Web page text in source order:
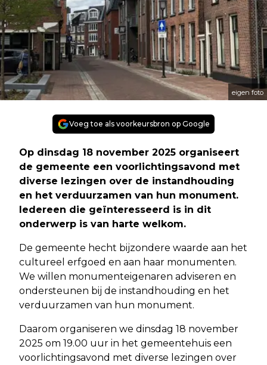
eigen foto
Voeg toe als voorkeursbron op Google
Op dinsdag 18 november 2025 organiseert
de gemeente een voorlichtingsavond met
diverse lezingen over de instandhouding
en het verduurzamen van hun monument.
Iedereen die geïnteresseerd is in dit
onderwerp is van harte welkom.
De gemeente hecht bijzondere waarde aan het
cultureel erfgoed en aan haar monumenten.
We willen monumenteigenaren adviseren en
ondersteunen bij de instandhouding en het
verduurzamen van hun monument.
Daarom organiseren we dinsdag 18 november
2025 om 19.00 uur in het gemeentehuis een
voorlichtingsavond met diverse lezingen over